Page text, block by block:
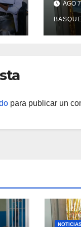
II AGO
para publicar un